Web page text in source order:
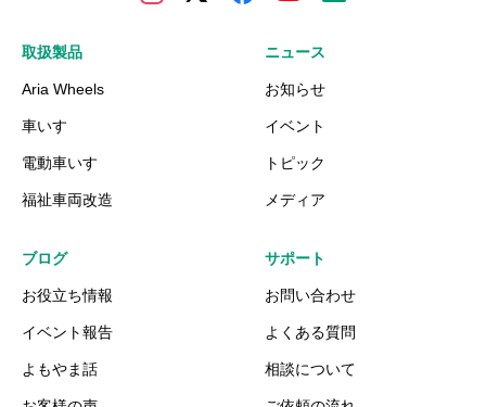
取扱製品
Aria Wheels
車いす
電動車いす
福祉車両改造
ニュース
お知らせ
イベント
トピック
メディア
ブログ
お役立ち情報
イベント報告
よもやま話
サポート
お問い合わせ
よくある質問
相談について